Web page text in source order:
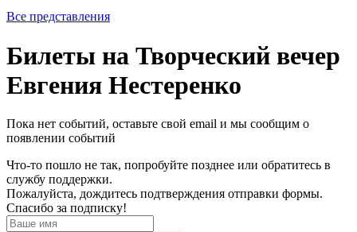
Все представления
Билеты на Творческий вечер
Евгения Нестеренко
Пока нет событий, оставьте свой email и мы сообщим о
появлении событий
Что-то пошло не так, попробуйте позднее или обратитесь в
службу поддержки.
Пожалуйста, дождитесь подтверждения отправки формы.
Спасибо за подписку!